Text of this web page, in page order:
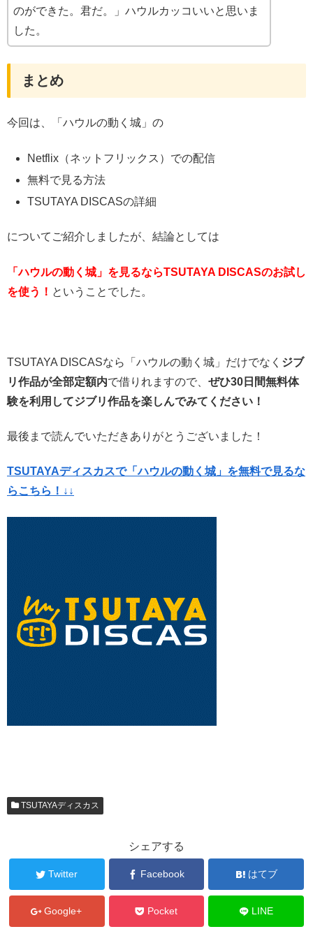
のができた。君だ。」ハウルカッコいいと思いま
した。
まとめ
今回は、「ハウルの動く城」の
Netflix（ネットフリックス）での配信
無料で見る方法
TSUTAYA DISCASの詳細
についてご紹介しましたが、結論としては
「ハウルの動く城」を見るならTSUTAYA DISCASのお試し
を使う！ ということでした。
TSUTAYA DISCASなら「ハウルの動く城」だけでなく ジブ
リ作品が全部定額内で借りれますので、 ぜひ30日間無料体
験を利用してジブリ作品を楽しんでみてください！
最後まで読んでいただきありがとうございました！
TSUTAYAディスカスで「ハウルの動く城」を無料で見るな
らこちら！↓↓
TSUTAYAディスカス
シェアする
Twitter Facebook はてブ
Google+ Pocket LINE